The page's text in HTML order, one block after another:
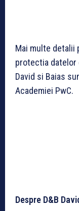
Mai multe detalii
protectia datelor
David si Baias
Academiei PwC.
Despre D&B